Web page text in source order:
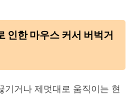
인한 마우스 커서 버벅거
기거나 제멋대로 움직이는 현